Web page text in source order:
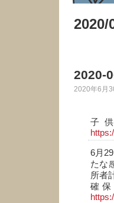
2020/
2020-
2020年6月
子
6月
たな
所者
確